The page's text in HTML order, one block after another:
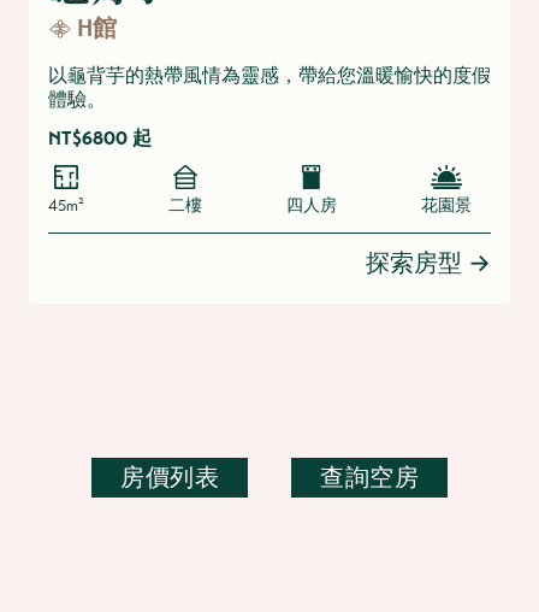
H館
以龜背芋的熱帶風情為靈感，帶給您溫暖愉快的度假
體驗。
NT$6800 起
45m² 二樓 四人房 花園景
探索房型 →
房價列表 查詢空房